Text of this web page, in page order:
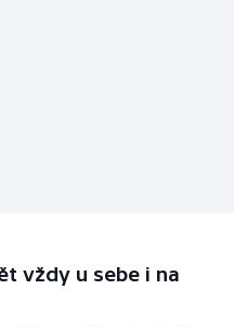
vždy u sebe i na